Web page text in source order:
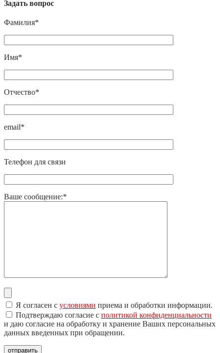
Задать вопрос
Фамилия*
Имя*
Отчество*
email*
Телефон для связи
Ваше сообщение:*
Я согласен с условиями приема и обработки информации.
Подтверждаю согласие с политикой конфиденциальности
и даю согласие на обработку и хранение Ваших персональных
данных введенных при обращении.